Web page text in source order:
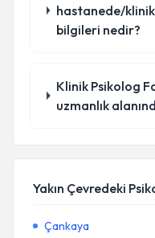
hastanede/
bilgileri nedir?
Klinik Psikolog
uzmanlık
Yakın Çevredeki
Çankaya